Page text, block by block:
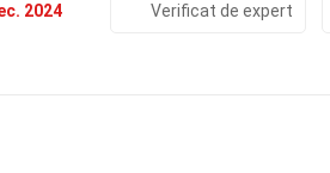
2024 Verificat de expert